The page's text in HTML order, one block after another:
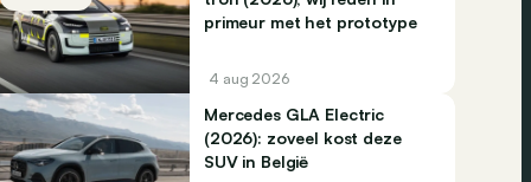
primeur met het prototype
4 aug 2026
Mercedes GLA Electric
(2026): zoveel kost deze
SUV in België